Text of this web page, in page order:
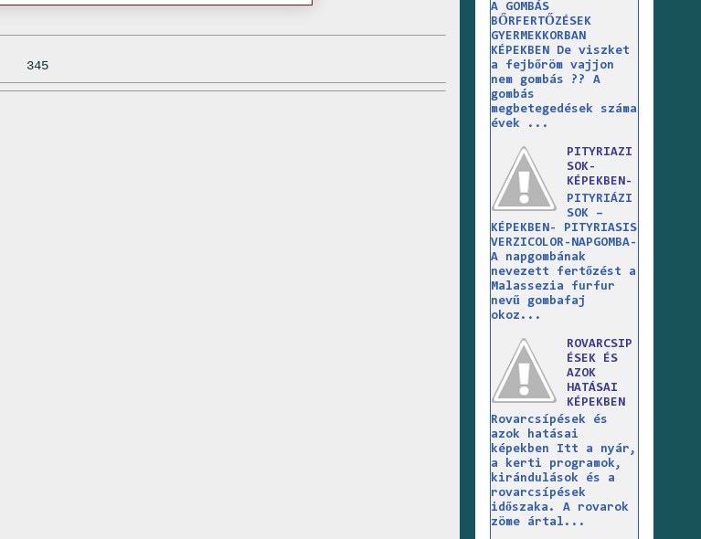
345
A GOMBÁS
BŐRFERTŐZÉSEK
GYERMEKKORBAN
KÉPEKBEN De viszket
a fejbőröm vajjon
nem gombás ?? A
gombás
megbetegedések száma
évek ...
PITYRIAZI
SOK-
KÉPEKBEN-
PITYRIÁZI
SOK –
KÉPEKBEN- PITYRIASIS
VERZICOLOR-NAPGOMBA-
A napgombának
nevezett fertőzést a
Malassezia furfur
nevű gombafaj
okoz...
ROVARCSIP
ÉSEK ÉS
AZOK
HATÁSAI
KÉPEKBEN
Rovarcsípések és
azok hatásai
képekben Itt a nyár,
a kerti programok,
kirándulások és a
rovarcsípések
időszaka. A rovarok
zöme ártal...